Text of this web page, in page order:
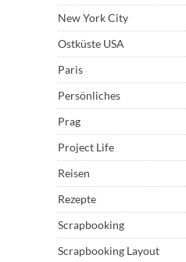
New York City
Ostküste USA
Paris
Persönliches
Prag
Project Life
Reisen
Rezepte
Scrapbooking
Scrapbooking Layout